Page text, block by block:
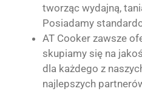
tworząc wydajną,
Posiadamy
AT Cooker zawsze
skupiamy się na
dla każdego z
najlepszych